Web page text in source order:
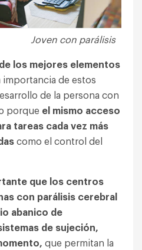
Joven con parálisis
los mejores elementos
de estos
de la persona con
porque el mismo acceso
tareas cada vez más
como el control del
que los centros
con parálisis cerebral
abanico de
de sujeción,
que permitan la